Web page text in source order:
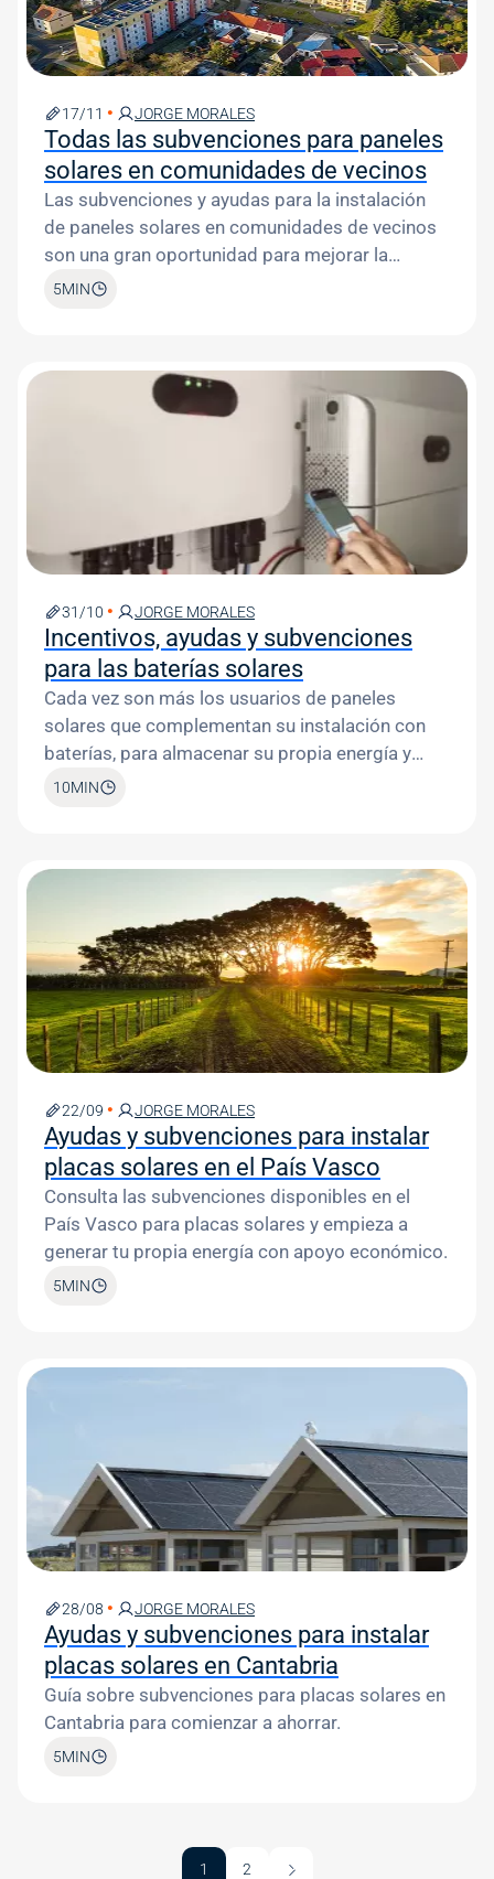
17/11 JORGE MORALES
Todas las subvenciones para paneles
solares en comunidades de vecinos
Las subvenciones y ayudas para la instalación
de paneles solares en comunidades de vecinos
son una gran oportunidad para mejorar la
eficiencia energética, ahorrar en la factura de la
5MIN
Image
31/10 JORGE MORALES
Incentivos, ayudas y subvenciones
para las baterías solares
Cada vez son más los usuarios de paneles
solares que complementan su instalación con
baterías, para almacenar su propia energía y
usarla incluso de noche.
10MIN
Image
22/09 JORGE MORALES
Ayudas y subvenciones para instalar
placas solares en el País Vasco
Consulta las subvenciones disponibles en el
País Vasco para placas solares y empieza a
generar tu propia energía con apoyo económico.
5MIN
Image
28/08 JORGE MORALES
Ayudas y subvenciones para instalar
placas solares en Cantabria
Guía sobre subvenciones para placas solares en
Cantabria para comienzar a ahorrar.
5MIN
1 2Última página